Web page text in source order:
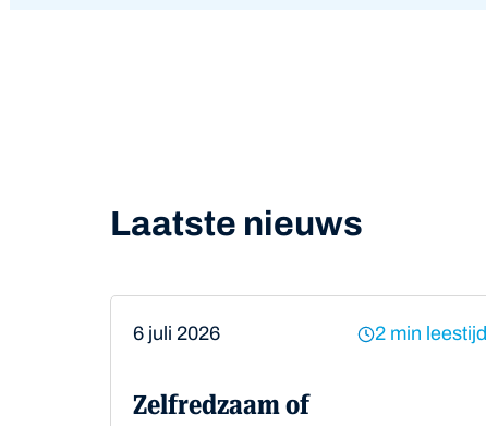
Laatste nieuws
6 juli 2026 2 min leestijd
Zelfredzaam of